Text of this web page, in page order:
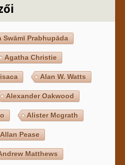
Swāmī Prabhupāda
Agatha Christie
Alan W. Watts
Alexander Oakwood
Alister Mcgrath
Allan Pease
Matthews